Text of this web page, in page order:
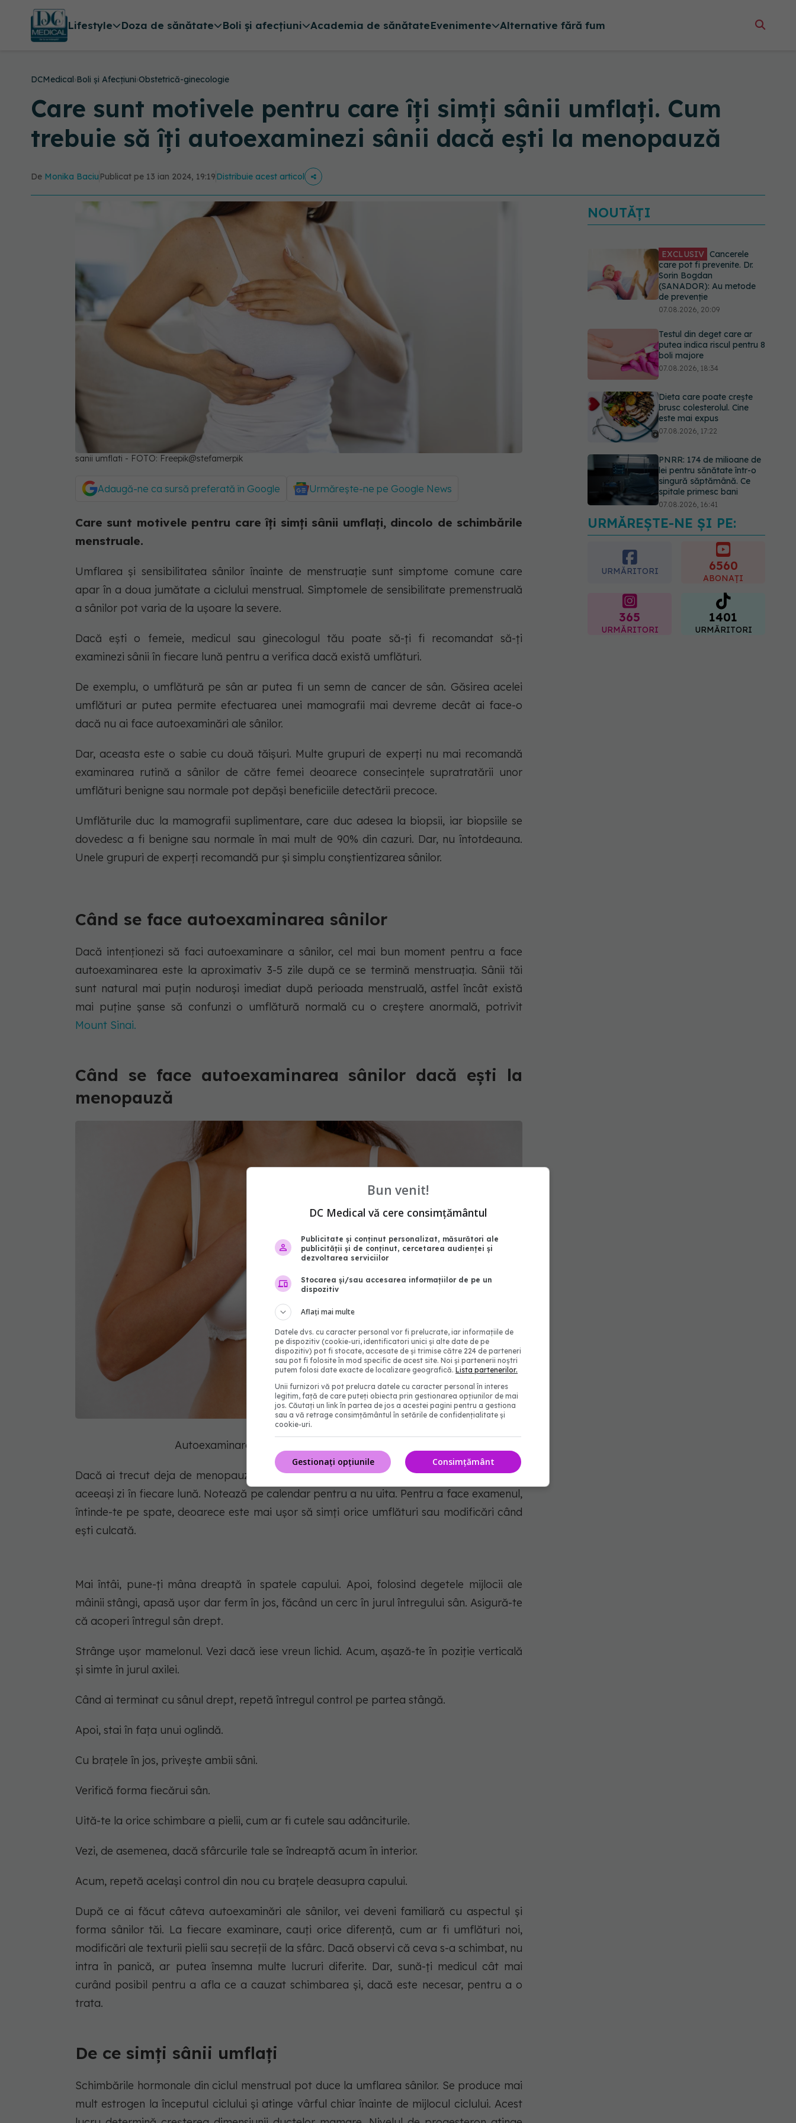
Lifestyle Doza de sănătate Boli și afecțiuni Academia de sănătateEvenimente Alternative fără fum
DCMedical›Boli și Afecțiuni›Obstetrică-ginecologie
Care sunt motivele pentru care îți simți sânii umflați. Cum
trebuie să îți autoexaminezi sânii dacă ești la menopauză
De Monika Baciu Publicat pe 13 ian 2024, 19:19Distribuie acest articol
sanii umflati - FOTO: Freepik@stefamerpik
Adaugă-ne ca sursă preferată în Google Urmărește-ne pe Google News
Care sunt motivele pentru care îți simți sânii umflați, dincolo de schimbările
menstruale.
Umflarea și sensibilitatea sânilor înainte de menstruație sunt simptome comune care
apar în a doua jumătate a ciclului menstrual. Simptomele de sensibilitate premenstruală
a sânilor pot varia de la ușoare la severe.
Dacă ești o femeie, medicul sau ginecologul tău poate să-ți fi recomandat să-ți
examinezi sânii în fiecare lună pentru a verifica dacă există umflături.
De exemplu, o umflătură pe sân ar putea fi un semn de cancer de sân. Găsirea acelei
umflături ar putea permite efectuarea unei mamografii mai devreme decât ai face-o
dacă nu ai face autoexaminări ale sânilor.
Dar, aceasta este o sabie cu două tăișuri. Multe grupuri de experți nu mai recomandă
examinarea rutină a sânilor de către femei deoarece consecințele supratratării unor
umflături benigne sau normale pot depăși beneficiile detectării precoce.
Umflăturile duc la mamografii suplimentare, care duc adesea la biopsii, iar biopsiile se
dovedesc a fi benigne sau normale în mai mult de 90% din cazuri. Dar, nu întotdeauna.
Unele grupuri de experți recomandă pur și simplu conștientizarea sânilor.
Când se face autoexaminarea sânilor
Dacă intenționezi să faci autoexaminare a sânilor, cel mai bun moment pentru a face
autoexaminarea este la aproximativ 3-5 zile după ce se termină menstruația. Sânii tăi
sunt natural mai puțin noduroși imediat după perioada menstruală, astfel încât există
mai puține șanse să confunzi o umflătură normală cu o creștere anormală, potrivit
Mount Sinai.
Când se face autoexaminarea sânilor dacă ești la
menopauză
Autoexaminarea sânilor - FOTO: Freepik@azatjan
Dacă ai trecut deja de menopauză și perioadele tale s-au oprit, doar fă-ți examenul în
aceeași zi în fiecare lună. Notează pe calendar pentru a nu uita. Pentru a face examenul,
întinde-te pe spate, deoarece este mai ușor să simți orice umflături sau modificări când
ești culcată.
Mai întâi, pune-ți mâna dreaptă în spatele capului. Apoi, folosind degetele mijlocii ale
mâinii stângi, apasă ușor dar ferm în jos, făcând un cerc în jurul întregului sân. Asigură-te
că acoperi întregul sân drept.
Strânge ușor mamelonul. Vezi dacă iese vreun lichid. Acum, așază-te în poziție verticală
și simte în jurul axilei.
Când ai terminat cu sânul drept, repetă întregul control pe partea stângă.
Apoi, stai în fața unui oglindă.
Cu brațele în jos, privește ambii sâni.
Verifică forma fiecărui sân.
Uită-te la orice schimbare a pielii, cum ar fi cutele sau adânciturile.
Vezi, de asemenea, dacă sfârcurile tale se îndreaptă acum în interior.
Acum, repetă același control din nou cu brațele deasupra capului.
După ce ai făcut câteva autoexaminări ale sânilor, vei deveni familiară cu aspectul și
forma sânilor tăi. La fiecare examinare, cauți orice diferență, cum ar fi umflături noi,
modificări ale texturii pielii sau secreții de la sfârc. Dacă observi că ceva s-a schimbat, nu
intra în panică, ar putea însemna multe lucruri diferite. Dar, sună-ți medicul cât mai
curând posibil pentru a afla ce a cauzat schimbarea și, dacă este necesar, pentru a o
trata.
De ce simți sânii umflați
Schimbările hormonale din ciclul menstrual pot duce la umflarea sânilor. Se produce mai
mult estrogen la începutul ciclului și atinge vârful chiar înainte de mijlocul ciclului. Acest
NOUTĂȚI
EXCLUSIV Cancerele
care pot fi prevenite. Dr.
Sorin Bogdan
(SANADOR): Au metode
de prevenție
07.08.2026, 20:09
Testul din deget care ar
putea indica riscul pentru 8
boli majore
07.08.2026, 18:34
Dieta care poate crește
brusc colesterolul. Cine
este mai expus
07.08.2026, 17:22
PNRR: 174 de milioane de
lei pentru sănătate într-o
singură săptămână. Ce
spitale primesc bani
07.08.2026, 16:41
Ce spune culoarea ta
preferată despre vârsta
pe care o ai. Care este
"codul cromatic" al
URMĂREȘTE-NE ȘI PE:
URMĂRITORI 6560
ABONAȚI
365
URMĂRITORI
1401
URMĂRITORI
Bun venit!
DC Medical vă cere consimțământul
Publicitate și conținut personalizat, măsurători ale
publicității și de conținut, cercetarea audienței și
dezvoltarea serviciilor
Stocarea și/sau accesarea informațiilor de pe un
dispozitiv
Aflați mai multe
Datele dvs. cu caracter personal vor fi prelucrate, iar informațiile de
pe dispozitiv (cookie-uri, identificatori unici și alte date de pe
dispozitiv) pot fi stocate, accesate de și trimise către 224 de parteneri
sau pot fi folosite în mod specific de acest site. Noi și partenerii noștri
putem folosi date exacte de localizare geografică. Lista partenerilor.
Unii furnizori vă pot prelucra datele cu caracter personal în interes
legitim, față de care puteți obiecta prin gestionarea opțiunilor de mai
jos. Căutați un link în partea de jos a acestei pagini pentru a gestiona
sau a vă retrage consimțământul în setările de confidențialitate și
cookie-uri.
Consimțământ
Gestionați opțiunile